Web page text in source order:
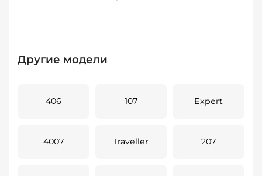
Другие модели
406 107 Expert
4007 Traveller 207